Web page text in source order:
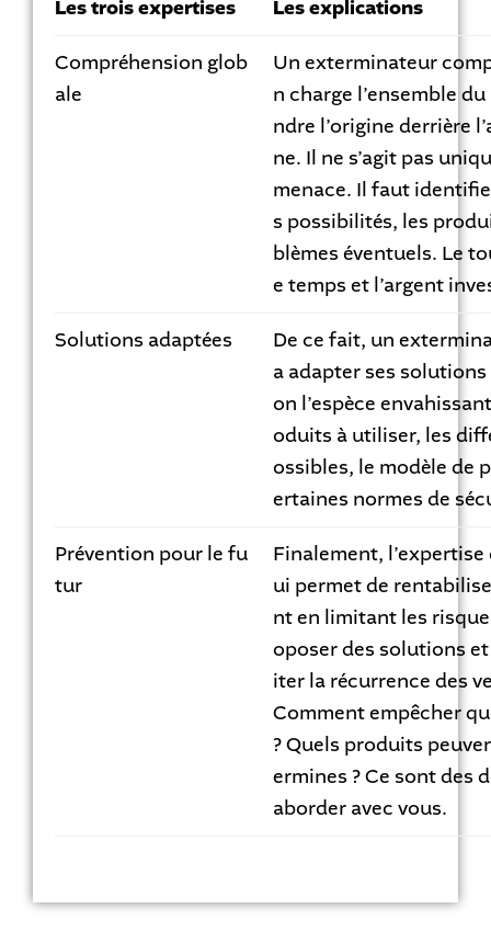
Les trois expertises Les explications
Compréhension glob
ale
Un exterminateur
n charge l’ensemble
ndre l’origine derrière
ne. Il ne s’agit pas
menace. Il faut
s possibilités, les
blèmes éventuels. Le
e temps et l’argent
Solutions adaptées
De ce fait, un
a adapter ses
on l’espèce
oduits à utiliser, les
ossibles, le modèle de
ertaines normes de
Prévention pour le fu
tur
Finalement,
ui permet de
nt en limitant les
oposer des solutions
iter la récurrence des
Comment empêcher
? Quels produits
ermines ? Ce sont des
aborder avec vous.